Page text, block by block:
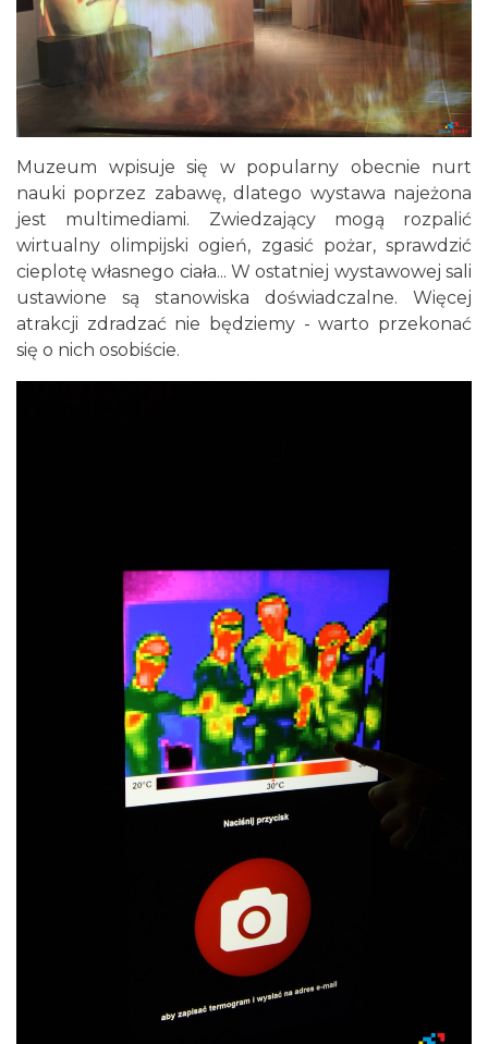
Muzeum wpisuje się w popularny obecnie nurt
nauki poprzez zabawę, dlatego wystawa najeżona
jest multimediami. Zwiedzający mogą rozpalić
wirtualny olimpijski ogień, zgasić pożar, sprawdzić
cieplotę własnego ciała... W ostatniej wystawowej sali
ustawione są stanowiska doświadczalne. Więcej
atrakcji zdradzać nie będziemy - warto przekonać
się o nich osobiście.